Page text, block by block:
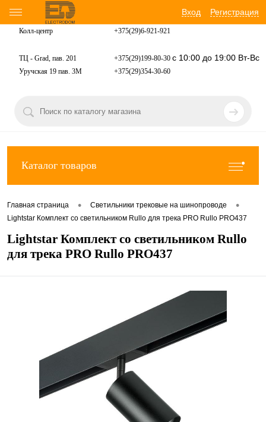
Вход Регистрация
Колл-центр +375(29)6-921-921
ТЦ - Grad, пав. 201 +375(29)199-80-30 с 10:00 до 19:00 Вт-Вс
Уручская 19 пав. 3М +375(29)354-30-60
Каталог товаров
Главная страница • Светильники трековые на шинопроводе •
Lightstar Комплект со светильником Rullo для трека PRO Rullo PRO437
Lightstar Комплект со светильником Rullo
для трека PRO Rullo PRO437